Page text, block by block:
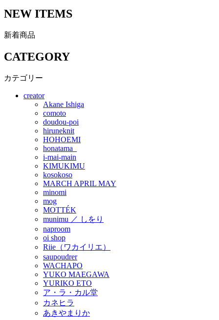
NEW ITEMS
新着商品
CATEGORY
カテゴリー
creator
Akane Ishiga
comoto
doudou-poi
hiruneknit
HOHOEMI
honatama_
i-mai-main
KIMUKIMU
kosokoso
MARCH APRIL MAY
minomi
mog
MOTTÉK
munimu ／ しをり
naproom
oi shop
Riie（ワカイリエ）
saupoudrer
WACHAPO
YUKO MAEGAWA
YURIKO ETO
ア・ラ・カル堂
カネヒラ
あきやまりか